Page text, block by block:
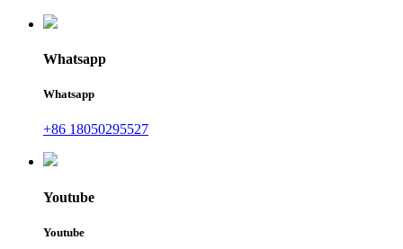
Whatsapp
Whatsapp
+86 18050295527
Youtube
Youtube